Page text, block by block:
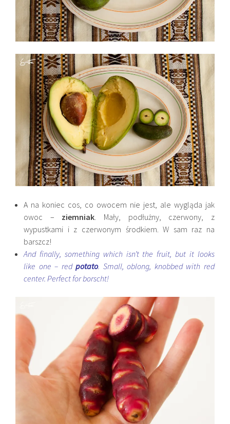
A na koniec cos, co owocem nie jest, ale wygląda jak
owoc – ziemniak. Mały, podłużny, czerwony, z
wypustkami i z czerwonym środkiem. W sam raz na
barszcz!
And finally, something which isn’t the fruit, but it looks
like one – redpotato. Small, oblong, knobbed with red
center. Perfect for borscht!